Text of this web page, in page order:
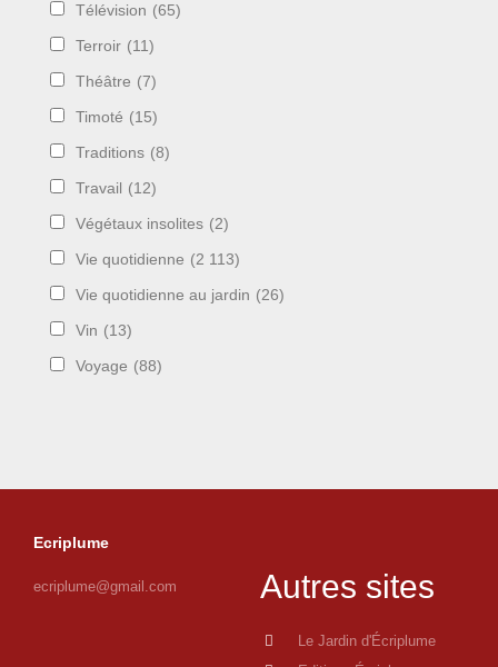
Télévision (65)
Terroir (11)
Théâtre (7)
Timoté (15)
Traditions (8)
Travail (12)
Végétaux insolites (2)
Vie quotidienne (2 113)
Vie quotidienne au jardin (26)
Vin (13)
Voyage (88)
Ecriplume
ecriplume@gmail.com Autres sites
Le Jardin d'Écriplume